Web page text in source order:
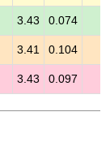
3.43 0.074
3.41 0.104
3.43 0.097